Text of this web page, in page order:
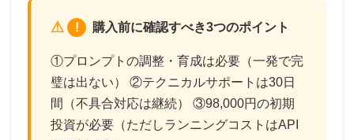
! 購入前に確認すべき3つのポイント
①プロンプトの調整・育成は必要（一発で完
璧は出ない） ②テクニカルサポートは30日
間（不具合対応は継続） ③98,000円の初期
投資が必要（ただしランニングコストはAPI